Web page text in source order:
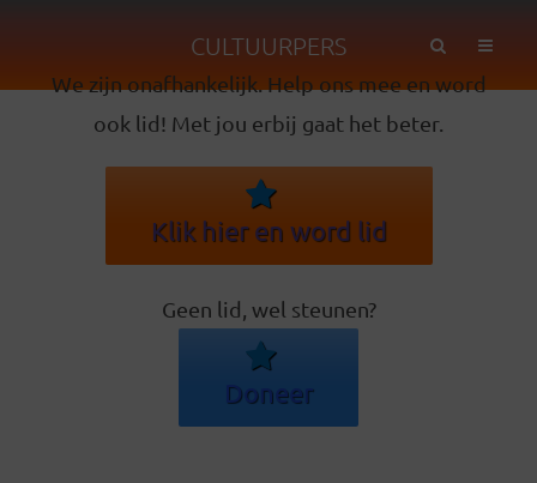
CULTUURPERS
We zijn onafhankelijk. Help ons mee en word
ook lid! Met jou erbij gaat het beter.
Klik hier en word lid
Geen lid, wel steunen?
Doneer